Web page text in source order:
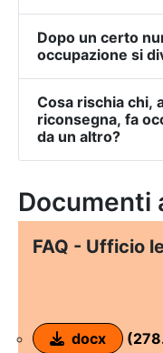
Dopo un certo
occupazione si
Cosa rischia chi,
riconsegna, fa
da un altro?
Documenti
FAQ - Ufficio
docx